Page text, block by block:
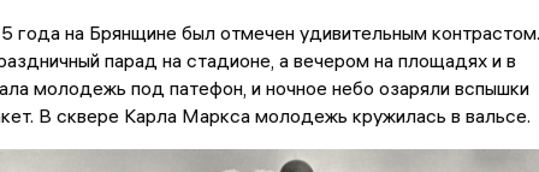
года на Брянщине был отмечен удивительным контрастом.
парад на стадионе, а вечером на площадях и в
молодежь под патефон, и ночное небо озаряли вспышки
В сквере Карла Маркса молодежь кружилась в вальсе.